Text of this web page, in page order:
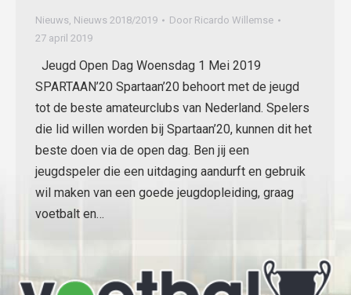
Nieuws, Nieuws 2018/2019 Door Ricardo Willemse
27 april 2019
Jeugd Open Dag Woensdag 1 Mei 2019
SPARTAAN’20 Spartaan’20 behoort met de jeugd
tot de beste amateurclubs van Nederland. Spelers
die lid willen worden bij Spartaan’20, kunnen dit het
beste doen via de open dag. Ben jij een
jeugdspeler die een uitdaging aandurft en gebruik
wil maken van een goede jeugdopleiding, graag
voetbalt en…